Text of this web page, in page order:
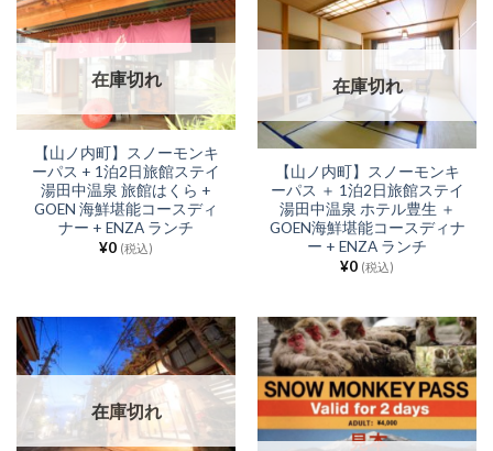
在庫切れ
【山ノ内町】スノーモンキ
ーパス + 1泊2日旅館ステイ
湯田中温泉 旅館はくら +
GOEN 海鮮堪能コースディ
ナー + ENZA ランチ
¥0 (税込)
在庫切れ
【山ノ内町】スノーモンキ
ーパス ＋ 1泊2日旅館ステイ
湯田中温泉 ホテル豊生 ＋
GOEN海鮮堪能コースディナ
ー + ENZA ランチ
¥0 (税込)
在庫切れ